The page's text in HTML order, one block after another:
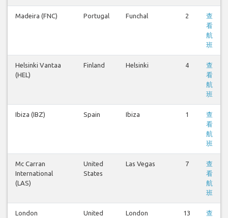
Madeira (FNC) Portugal Funchal 2
查
看
航
班
Helsinki Vantaa
(HEL)
Finland Helsinki 4
查
看
航
班
Ibiza (IBZ) Spain Ibiza 1
查
看
航
班
Mc Carran
International
(LAS)
United
States
Las Vegas 7
查
看
航
班
London
United
London
13
查